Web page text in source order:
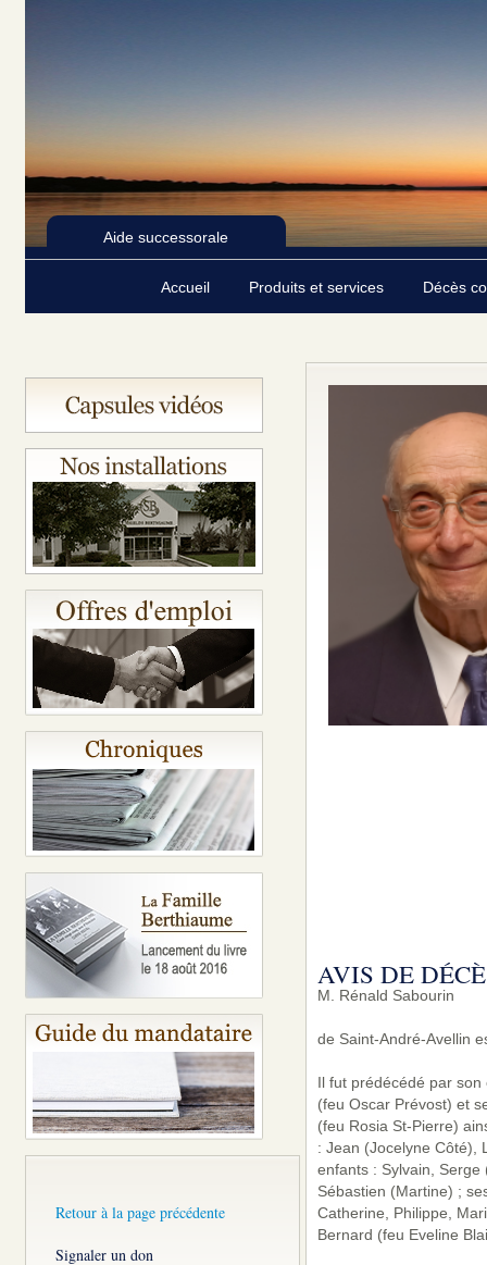
Aide successorale
Accueil Produits et services Décès
Retour à la page précédente
Signaler un don
AVIS DE
M. Rénald Sabourin
de Saint-André-Avellin
Il fut prédécédé par
(feu Oscar Prévost) et
(feu Rosia St-Pierre)
: Jean (Jocelyne Côté),
enfants : Sylvain,
Sébastien (Martine) ;
Catherine, Philippe,
Bernard (feu Eveline